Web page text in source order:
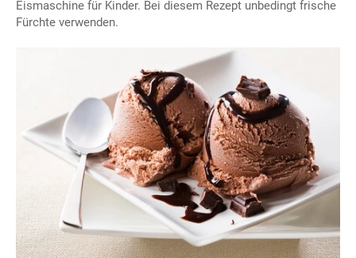
Eismaschine für Kinder. Bei diesem Rezept unbedingt frische
Fürchte verwenden.